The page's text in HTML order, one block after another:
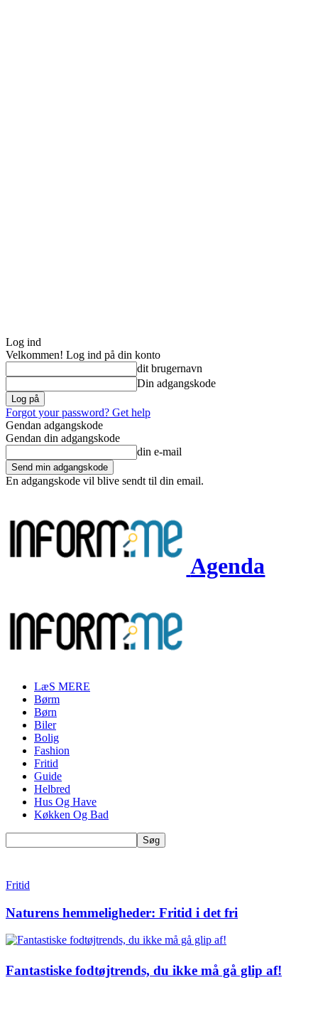
Log ind
Velkommen! Log ind på din konto
dit brugernavn
Din adgangskode
Forgot your password? Get help
Gendan adgangskode
Gendan din adgangskode
din e-mail
En adgangskode vil blive sendt til din email.
Agenda
LæS MERE
Børm
Børn
Biler
Bolig
Fashion
Fritid
Guide
Helbred
Hus Og Have
Køkken Og Bad
Fritid
Naturens hemmeligheder: Fritid i det fri
Fantastiske fodtøjtrends, du ikke må gå glip af!